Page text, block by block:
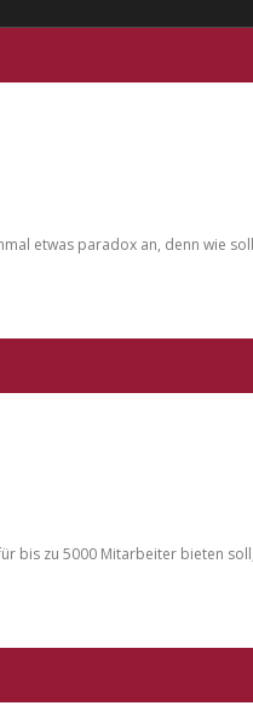
etwas paradox an, denn wie
bis zu 5000 Mitarbeiter bieten